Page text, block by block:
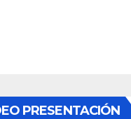
PRESENTACIÓN